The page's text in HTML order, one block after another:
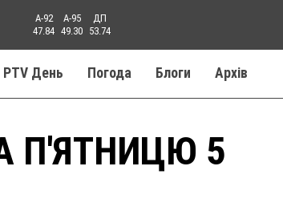
A-92
47.84
A-95
49.30
ДП
53.74
PTV День Погода Блоги Aрхів
П'ЯТНИЦЮ 5